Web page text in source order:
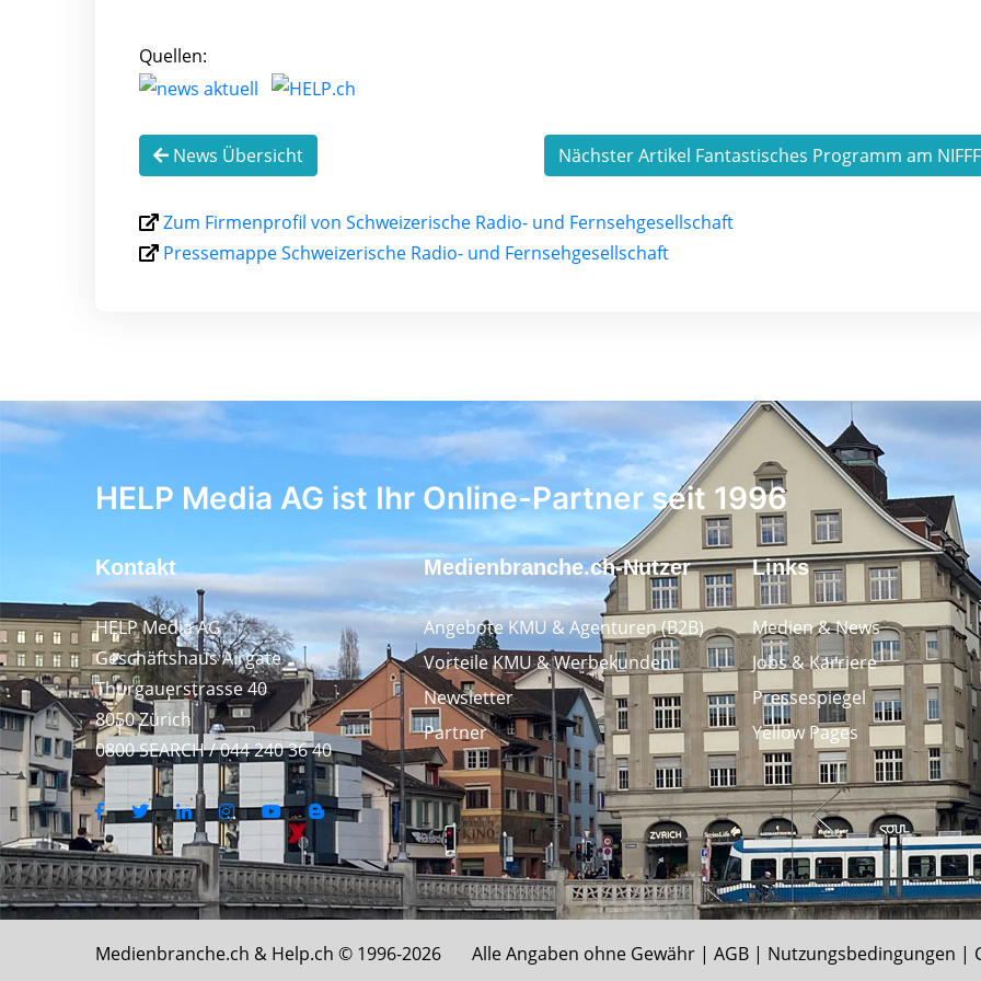
Quellen:
News Übersicht Nächster Artikel Fantastisches Programm am
Zum Firmenprofil von Schweizerische Radio- und Fernsehgesellschaft
Pressemappe Schweizerische Radio- und Fernsehgesellschaft
HELP Media AG ist Ihr Online-Partner seit 1996
Kontakt
HELP Media AG
Geschäftshaus Airgate
Thurgauerstrasse 40
8050 Zürich
0800 SEARCH / 044 240 36 40
Medienbranche.ch-Nutzer
Angebote KMU & Agenturen (B2B)
Vorteile KMU & Werbekunden
Newsletter
Partner
Links
Medien & News
Jobs & Karriere
Pressespiegel
Yellow Pages
Medienbranche.ch & Help.ch © 1996-2026 Alle Angaben ohne Gewähr | AGB | Nutzungsbedingungen |